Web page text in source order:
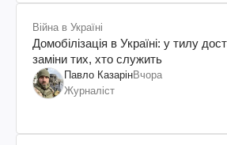
Війна в Україні
Домобілізація в Україні: у тилу
заміни тих, хто служить
Павло КазарінВчора
Журналіст